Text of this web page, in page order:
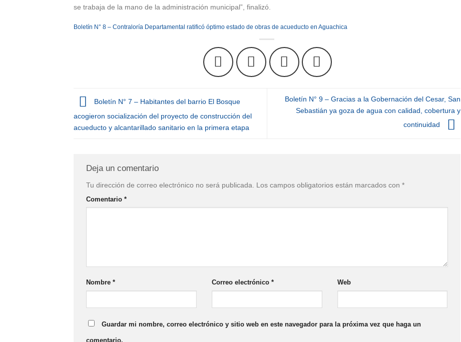
se trabaja de la mano de la administración municipal”, finalizó.
Boletín N° 8 – Contraloría Departamental ratificó óptimo estado de obras de acueducto en Aguachica
Boletín N° 7 – Habitantes del barrio El Bosque
acogieron socialización del proyecto de construcción del
acueducto y alcantarillado sanitario en la primera etapa
Boletín N° 9 – Gracias a la Gobernación del Cesar, San
Sebastián ya goza de agua con calidad, cobertura y
continuidad
Deja un comentario
Tu dirección de correo electrónico no será publicada. Los campos obligatorios están marcados con *
Comentario *
Nombre * Correo electrónico * Web
Guardar mi nombre, correo electrónico y sitio web en este navegador para la próxima vez que haga un
comentario.